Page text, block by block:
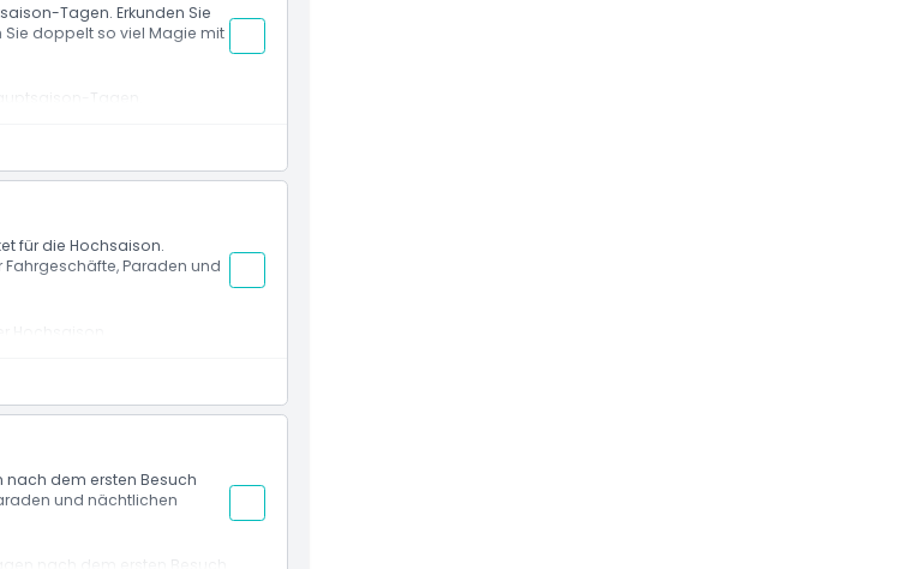
Tagen. Erkunden Sie
Sie doppelt so viel Magie mit
Tagen.
für die Hochsaison.
Paraden und
Hochsaison.
nach dem ersten Besuch
und nächtlichen